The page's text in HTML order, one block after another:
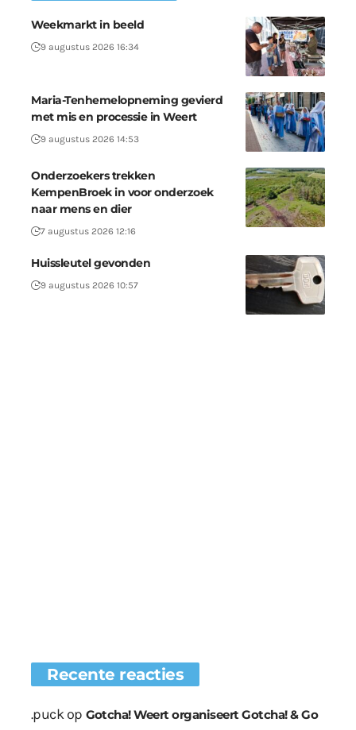
Weekmarkt in beeld
9 augustus 2026 16:34
Maria-Tenhemelopneming gevierd
met mis en processie in Weert
9 augustus 2026 14:53
Onderzoekers trekken
KempenBroek in voor onderzoek
naar mens en dier
7 augustus 2026 12:16
Huissleutel gevonden
9 augustus 2026 10:57
Recente reacties
.puckop Gotcha! Weert organiseert Gotcha! & Go